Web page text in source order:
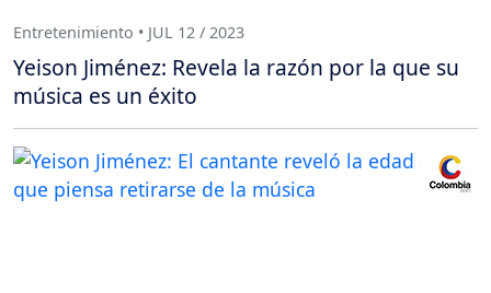
Entretenimiento • JUL 12 / 2023
Yeison Jiménez: Revela la razón por la que su
música es un éxito